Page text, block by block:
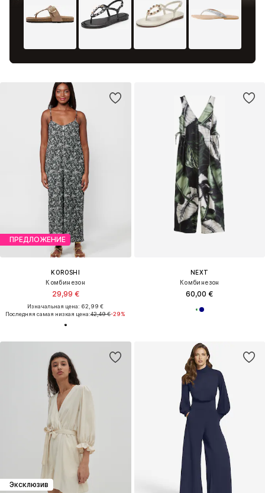
ПРЕДЛОЖЕНИЕ
KOROSHI
Комбинезон
29,99 €
Изначальная цена: 62,99 €
Последняя самая низкая цена:42,49 €-29%
NEXT
Комбинезон
60,00 €
Эксклюзив